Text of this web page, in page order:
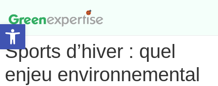
Sports d’hiver : quel
enjeu environnemental
Ouvrir la barre d’outils